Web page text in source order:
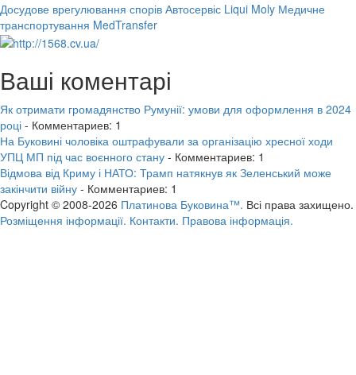
Досудове врегулювання спорів Автосервіс Liqui Moly Медичне
транспортування MedTransfer
Ваші коментарі
Як отримати громадянство Румунії: умови для оформлення в 2024
році - Комментариев: 1
На Буковині чоловіка оштрафували за організацію хресної ходи
УПЦ МП під час воєнного стану - Комментариев: 1
Відмова від Криму і НАТО: Трамп натякнув як Зеленський може
закінчити війну - Комментариев: 1
Copyright © 2008-2026 Платинова Буковина™. Всі права захищено.
Розміщення інформації. Контакти. Правова інформація.